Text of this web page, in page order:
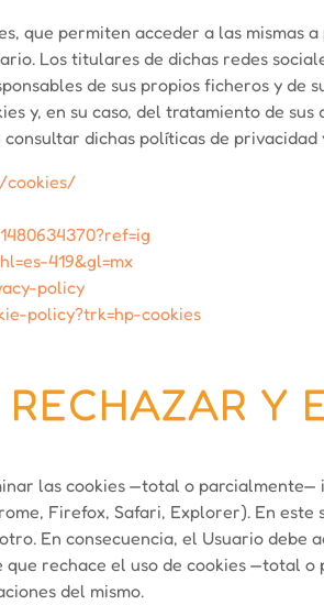
que permiten acceder a las mismas
Los titulares de dichas redes
de sus propios ficheros y
y, en su caso, del tratamiento de
dichas políticas de privacidad
cookies/
419&gl=mx
policy
policy?trk=hp-cookies
Y
las cookies —total o
Firefox, Safari, Explorer). En
En consecuencia, el Usuario
rechace el uso de cookies —total
del mismo.